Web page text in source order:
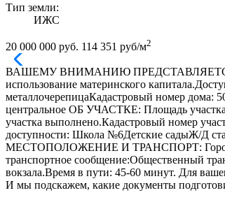
Тип земли:
ИЖС
20 000 000 руб. 114 351 руб/м2
ВАШЕМУ ВНИМАНИЮ ПРЕДСТАВЛЯЕТСЯ
использование материнского
металлочерепицаКадастровый номер
центральное ОБ УЧАСТКЕ: Площадь
участка выполнено.Кадастровый номер
доступности: Школа №6Детские садыЖ/Д
МЕСТОПОЛОЖЕНИЕ И ТРАНСПОРТ: Город
транспортное сообщение:Общественный
вокзала.Время в пути: 45-60 минут. Для
И мы подскажем, какие документы